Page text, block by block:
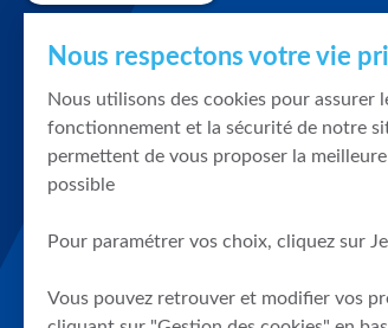
Nous respectons votre vie
Nous utilisons des cookies pour assurer
fonctionnement et la sécurité de notre
permettent de vous proposer la
possible
Pour paramétrer vos choix, cliquez sur
Vous pouvez retrouver et modifier vos